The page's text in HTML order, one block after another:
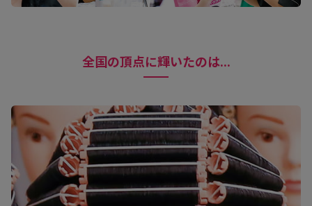
全国の頂点に輝いたのは...